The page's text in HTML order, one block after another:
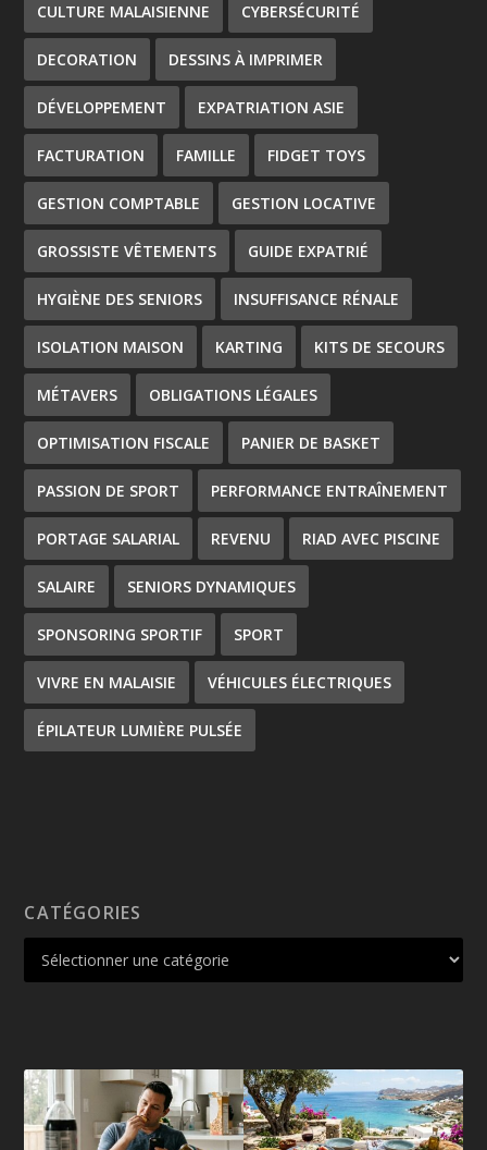
CULTURE MALAISIENNE CYBERSÉCURITÉ
DECORATION DESSINS À IMPRIMER
DÉVELOPPEMENT EXPATRIATION ASIE
FACTURATION FAMILLE FIDGET TOYS
GESTION COMPTABLE GESTION LOCATIVE
GROSSISTE VÊTEMENTS GUIDE EXPATRIÉ
HYGIÈNE DES SENIORS INSUFFISANCE RÉNALE
ISOLATION MAISON KARTING KITS DE SECOURS
MÉTAVERS OBLIGATIONS LÉGALES
OPTIMISATION FISCALE PANIER DE BASKET
PASSION DE SPORT PERFORMANCE ENTRAÎNEMENT
PORTAGE SALARIAL REVENU RIAD AVEC PISCINE
SALAIRE SENIORS DYNAMIQUES
SPONSORING SPORTIF SPORT
VIVRE EN MALAISIE VÉHICULES ÉLECTRIQUES
ÉPILATEUR LUMIÈRE PULSÉE
CATÉGORIES